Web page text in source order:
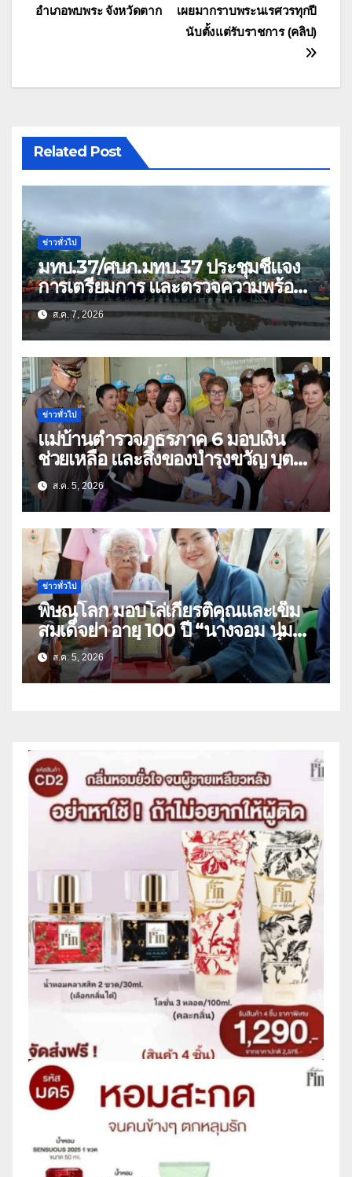
เผยมากราบพระนเรศวรทุกปี
นับตั้งแต่รับราชการ (คลิป)
อำเภอพบพระ จังหวัดตาก
Related Post
ข่าวทั่วไป
มทบ.37/ศบภ.มทบ.37 ประชุมชี้แจง
การเตรียมการ และตรวจความพร้อม
ด้านการบรรเทาสาธารณภัย
ส.ค. 7, 2026
ข่าวทั่วไป
แม่บ้านตำรวจภูธรภาค 6 มอบเงิน
ช่วยเหลือ และสิ่งของบำรุงขวัญ บุตร-
ธิดา ข้าราชการตำรวจจังหวัด
อุทัยธานี
ส.ค. 5, 2026
ข่าวทั่วไป
พิษณุโลก มอบโล่เกียรติคุณและเข็ม
สมเด็จย่า อายุ 100 ปี “นางจอม นุ่ม
เนตร” ตำบลบ้านกร่าง อำเภอเมือง
ส.ค. 5, 2026